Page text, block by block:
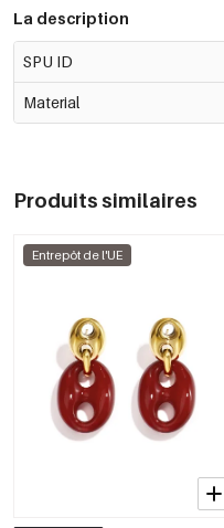
La description
SPU ID
Material
Produits similaires
Entrepôt de l'UE